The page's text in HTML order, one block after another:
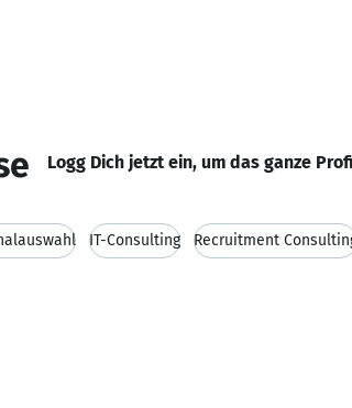
Logg Dich jetzt ein, um das ganze
IT-Consulting Recruitment